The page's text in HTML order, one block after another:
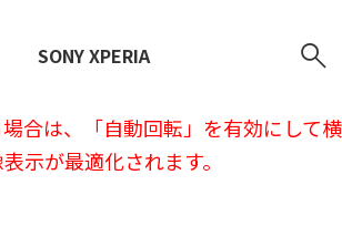
SONY XPERIA
合は、「自動回転」を有効にして横
示が最適化されます。